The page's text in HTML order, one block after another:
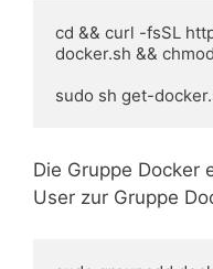
cd && curl -fsSL
docker.sh &&
sudo sh get-
Die Gruppe Docker
User zur Gruppe